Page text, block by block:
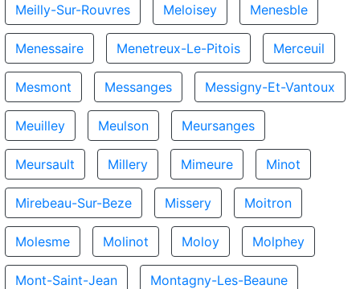
Meilly-Sur-Rouvres Meloisey Menesble
Menessaire Menetreux-Le-Pitois Merceuil
Mesmont Messanges Messigny-Et-Vantoux
Meuilley Meulson Meursanges
Meursault Millery Mimeure Minot
Mirebeau-Sur-Beze Missery Moitron
Molesme Molinot Moloy Molphey
Mont-Saint-Jean Montagny-Les-Beaune